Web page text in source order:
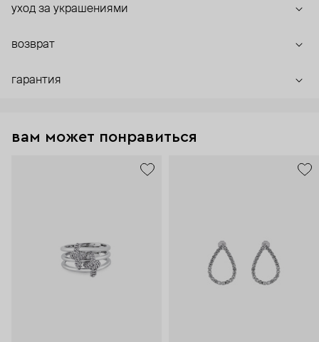
уход за украшениями
возврат
гарантия
вам может понравиться